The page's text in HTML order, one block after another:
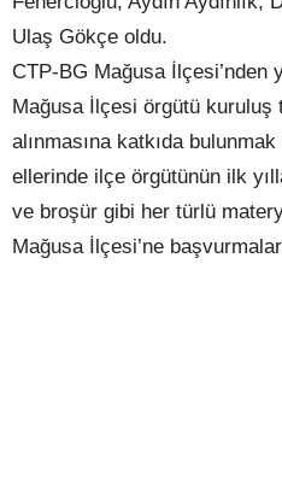
Ulaş Gökçe oldu.
CTP-BG Mağusa İlçesi’nden
Mağusa İlçesi örgütü kuruluş
alınmasına katkıda
ellerinde ilçe örgütünün ilk
ve broşür gibi her türlü
Mağusa İlçesi’ne